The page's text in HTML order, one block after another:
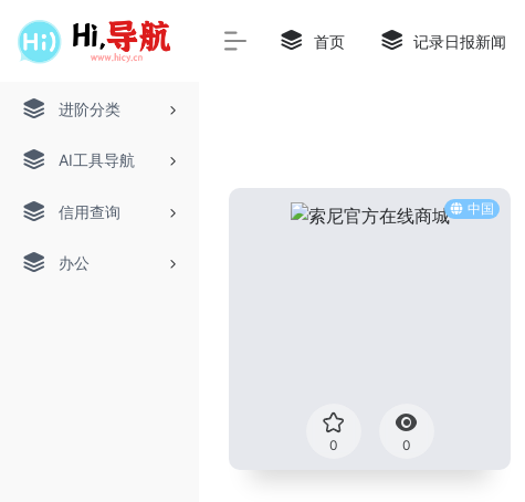
进阶分类
AI工具导航
信用查询
办公
首页 记录日报新闻
中国
0 0